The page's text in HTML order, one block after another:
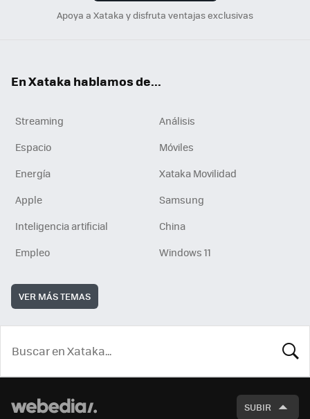
Apoya a Xataka y disfruta ventajas exclusivas
En Xataka hablamos de...
Streaming
Análisis
Espacio
Móviles
Energía
Xataka Movilidad
Apple
Samsung
Inteligencia artificial
China
Empleo
Windows 11
VER MÁS TEMAS
SUBIR